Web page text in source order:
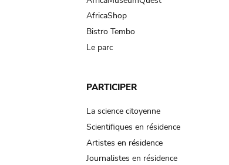
AfricaShop
Bistro Tembo
Le parc
PARTICIPER
La science citoyenne
Scientifiques en résidence
Artistes en résidence
Journalistes en résidence